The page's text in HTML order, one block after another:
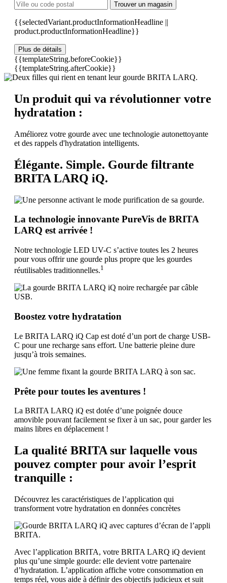
Trouver un magasin
{{selectedVariant.productInformationHeadline ||
product.productInformationHeadline}}
Plus de détails
{{templateString.beforeCookie}}
{{templateString.afterCookie}}
Un produit qui va révolutionner votre
hydratation :
Améliorez votre gourde avec une technologie autonettoyante
et des rappels d'hydratation intelligents.
Élégante. Simple. Gourde filtrante
BRITA LARQ iQ.
La technologie innovante PureVis de BRITA
LARQ est arrivée !
Notre technologie LED UV-C s’active toutes les 2 heures
pour vous offrir une gourde plus propre que les gourdes
réutilisables traditionnelles.1
Boostez votre hydratation
Le BRITA LARQ iQ Cap est doté d’un port de charge USB-
C pour une recharge sans effort. Une batterie pleine dure
jusqu’à trois semaines.
Prête pour toutes les aventures !
La BRITA LARQ iQ est dotée d’une poignée douce
amovible pouvant facilement se fixer à un sac, pour garder les
mains libres en déplacement !
La qualité BRITA sur laquelle vous
pouvez compter pour avoir l’esprit
tranquille :
Découvrez les caractéristiques de l’application qui
transforment votre hydratation en données concrètes
Avec l’application BRITA, votre BRITA LARQ iQ devient
plus qu’une simple gourde: elle devient votre partenaire
d’hydratation. L’application affiche votre consommation en
temps réel, vous aide à définir des objectifs judicieux et suit